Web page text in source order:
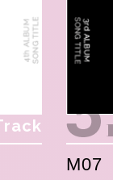
M07